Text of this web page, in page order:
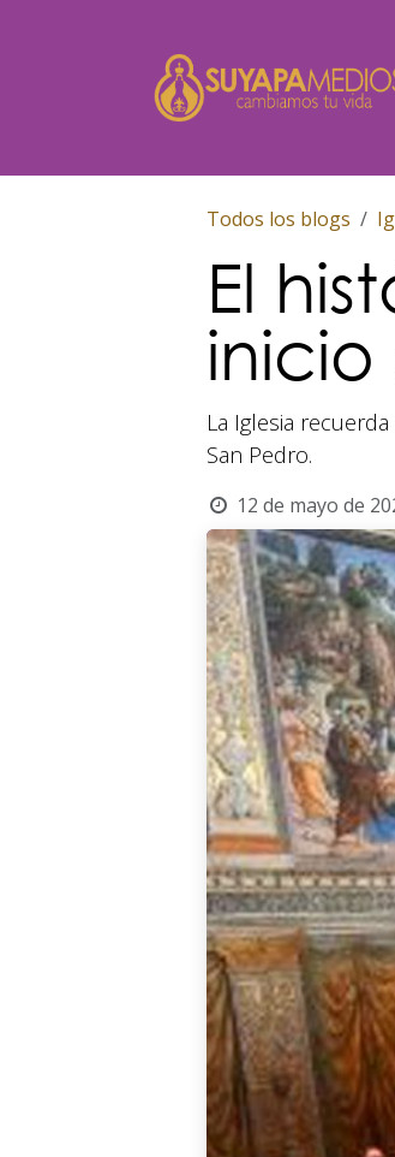
Todos los blogs
El
inicio
La Iglesia
San Pedro.
12 de mayo de